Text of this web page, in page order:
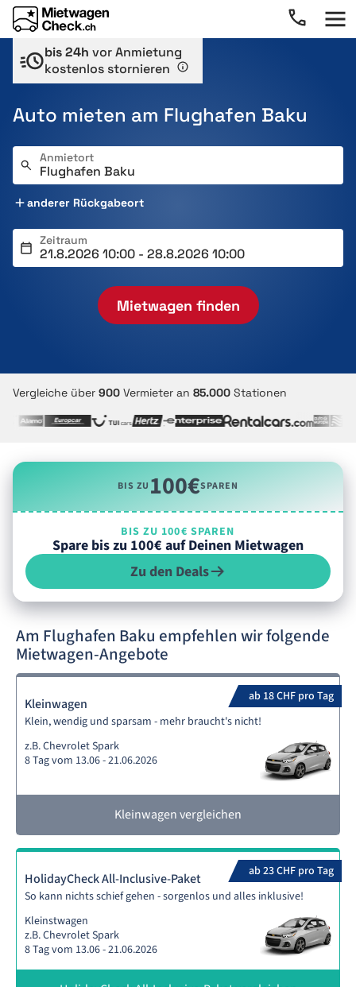
bis 24h vor Anmietung
kostenlos stornieren
Auto mieten am Flughafen Baku
Anmietort
anderer Rückgabeort
Zeitraum
Mietwagen finden
Vergleiche über 900 Vermieter an 85.000 Stationen
BIS ZU100€SPAREN
BIS ZU 100€ SPAREN
Spare bis zu 100€ auf Deinen Mietwagen
Zu den Deals
Am Flughafen Baku empfehlen wir folgende
Mietwagen-Angebote
ab 18 CHF pro Tag
Kleinwagen
Klein, wendig und sparsam - mehr braucht's nicht!
z.B. Chevrolet Spark
8 Tag vom 13.06 - 21.06.2026
Kleinwagen vergleichen
ab 23 CHF pro Tag
HolidayCheck All-Inclusive-Paket
So kann nichts schief gehen - sorgenlos und alles inklusive!
Kleinstwagen
z.B. Chevrolet Spark
8 Tag vom 13.06 - 21.06.2026